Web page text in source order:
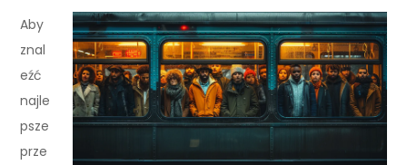
Aby
znal
eźć
najle
psze
prze